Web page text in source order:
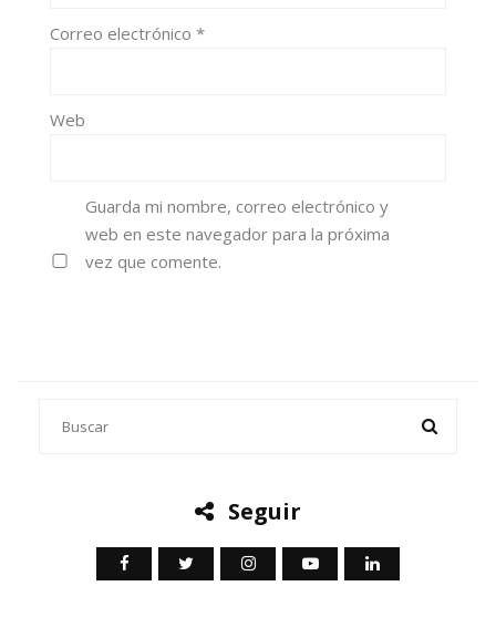
Correo electrónico *
Web
Guarda mi nombre, correo electrónico y
web en este navegador para la próxima
vez que comente.
Seguir